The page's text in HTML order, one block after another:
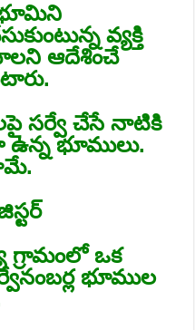
భూమిని
వ్యక్తి
ఆదేశించే
సర్వే చేసే నాటికి
భూములు.
గ్రామంలో ఒక
భూముల